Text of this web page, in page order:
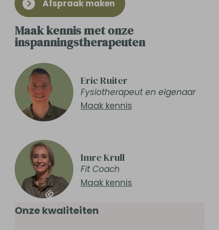
Afspraak maken
Maak kennis met onze
inspanningstherapeuten
Eric Ruiter
Fysiotherapeut en eigenaar
Maak kennis
Imre Krull
Fit Coach
Maak kennis
Onze kwaliteiten